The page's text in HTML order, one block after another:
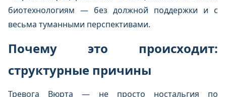
биотехнологиям — без должной поддержки и с
весьма туманными перспективами.
Почему это происходит:
структурные причины
Тревога Вюрта — не просто ностальгия по